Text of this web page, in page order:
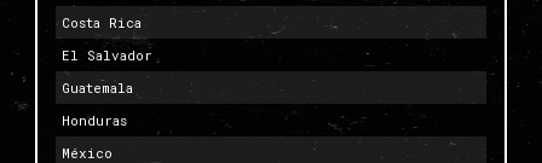
Costa Rica
El Salvador
Guatemala
Honduras
México